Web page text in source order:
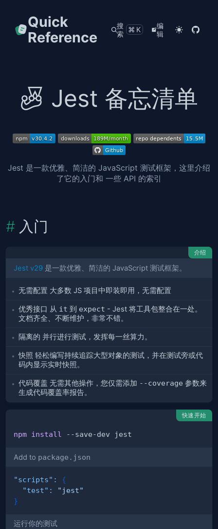
Quick
Reference
搜
索
⌘K
编
辑
Jest 备忘清单
Jest 是一款优雅、简洁的 JavaScript 测试框架，这里介绍
了它的入门和 一些 API 的索引
入门
介绍
Jest v29 是一款优雅、简洁的 JavaScript 测试框架。
无需配置 大多数 JS 项目中即装即用，无需配置
优秀接口 从 it 到 expect - Jest 将工具包整合在一处。
文档齐全、不断维护，非常不错。
隔离的 并行进行测试，发挥每一丝算力。
快照 轻松编写持续追踪大型对象的测试，并在测试旁或代
码内显示实时快照。
代码覆盖 无需其他操作，您仅需添加 --coverage 参数来
生成代码覆盖率报告。
快速开始
npm install
Add to package.json
"scripts" :
{
"test" :
"jest"
}
运行你的测试